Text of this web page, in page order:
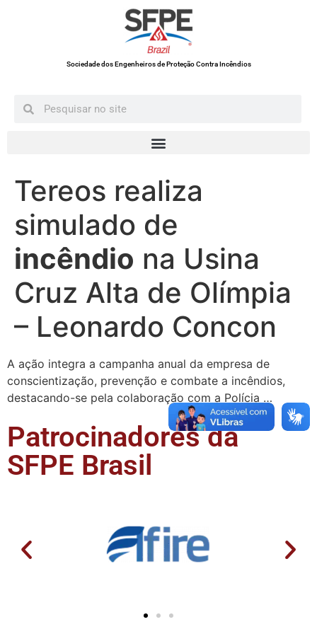
Sociedade dos Engenheiros de Proteção Contra Incêndios
Tereos realiza
simulado de
incêndio na Usina
Cruz Alta de Olímpia
– Leonardo Concon
A ação integra a campanha anual da empresa de
conscientização, prevenção e combate a incêndios,
destacando-se pela colaboração com a Polícia …
Patrocinadores da
SFPE Brasil